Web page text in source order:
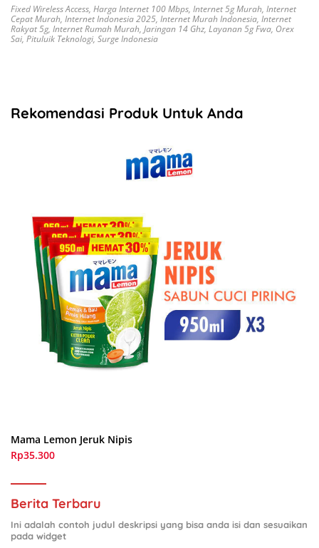
Fixed Wireless Access, Harga Internet 100 Mbps, Internet 5g Murah, Internet
Cepat Murah, Internet Indonesia 2025, Internet Murah Indonesia, Internet
Rakyat 5g, Internet Rumah Murah, Jaringan 14 Ghz, Layanan 5g Fwa, Orex
Sai, Pituluik Teknologi, Surge Indonesia
Rekomendasi Produk Untuk Anda
Mama Lemon Jeruk Nipis
Rp35.300
Berita Terbaru
Ini adalah contoh judul deskripsi yang bisa anda isi dan sesuaikan
pada widget